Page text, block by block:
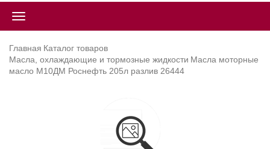
Главная Каталог товаров
Масла, охлаждающие и тормозные жидкости Масла моторные
масло М10ДМ Роснефть 205л разлив 26444